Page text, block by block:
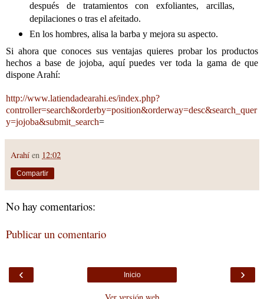
después de tratamientos con exfoliantes, arcillas,
depilaciones o tras el afeitado.
En los hombres, alisa la barba y mejora su aspecto.
Si ahora que conoces sus ventajas quieres probar los productos
hechos a base de jojoba, aquí puedes ver toda la gama de que
dispone Arahí:
http://www.latiendadearahi.es/index.php?
controller=search&orderby=position&orderway=desc&search_quer
y=jojoba&submit_search=
Arahí en 12:02
Compartir
No hay comentarios:
Publicar un comentario
‹ ›
Inicio